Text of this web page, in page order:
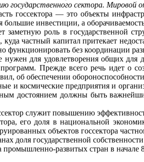
госу­дарственного сектора.
госсектора — это объекты
большие инвестиции, а
заметную роль в государственной
куда частный капитал притекает
функ­ционировать без координации
нужен для удовлетворения общих для
программ. Прежде всего речь идет о
об обеспечении
и космические предприятия и
достоянием должны быть
служит повышению
его доля в национальной
объектов госсектора
доля государственной
промышленно-развитых стран в начале